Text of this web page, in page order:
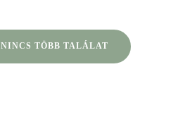
NINCS TÖBB TALÁLAT